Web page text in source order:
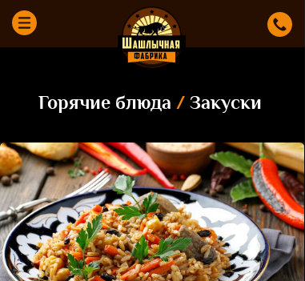
Горячие блюда / Закуски